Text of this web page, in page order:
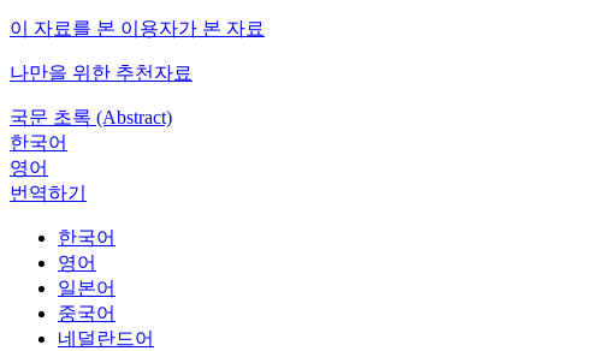
이 자료를 본 이용자가 본 자료
나만을 위한 추천자료
국문 초록 (Abstract)
한국어
영어
번역하기
한국어
영어
일본어
중국어
네덜란드어